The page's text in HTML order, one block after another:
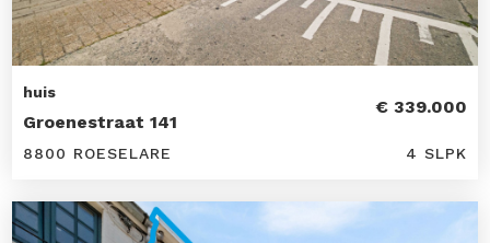
huis
Groenestraat 141
€ 339.000
8800 ROESELARE 4 SLPK